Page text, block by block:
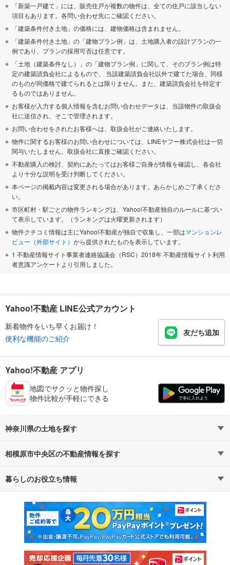
「新築一戸建て」には、販売住戸が複数の物件は、全ての住戸に該当しない
項目もあります。各問い合わせ先にご確認ください。
「建築条件付き土地」の価格には、建物価格は含まれません。
「建築条件付き土地」の「建物プラン例」は、土地購入者の設計プランの一
例であり、プランの採用可否は任意です。
「土地（建築条件なし）」の「建物プラン例」に関して、そのプラン例は特
定の建築請負会社によるもので、 当該建築請負会社以外で建てた場合、同様
のものが同価格で建てられるとは限りません。また、建築請負会社を特定す
るものではありません。
お客様が入力する個人情報を含むお問い合わせデータは、当該物件の取扱会
社に送信され、そこで管理されます。
お問い合わせをされたお客様へは、取扱会社がご連絡いたします。
物件に関するお客様のお問い合わせについては、LINEヤフー株式会社は一切
関与いたしません。取扱会社に直接ご確認ください。
不動産購入の検討、契約にあたってはお客様ご自身が情報を確認し、各会社
より十分な説明を受け判断してください。
本ページの掲載内容は変更される場合があります。あらかじめご了承くださ
い。
市区町村・駅ごとの物件ランキングは、Yahoo!不動産独自のルールに基づい
て表示しています。（ランキングは火曜更新されます）
物件クチコミ情報は主にYahoo!不動産が独自で収集し、一部はマンションレ
ビュー（外部サイト） から提供されたものを表示しています。
1 不動産情報サイト事業者連絡協議会（RSC）2018年 不動産情報サイト利用
者意識アンケートより引用しました。
Yahoo!不動産 LINE公式アカウント
新着物件をいち早くお届け！
便利な機能のご紹介
友だち追加
Yahoo!不動産 アプリ
地図でサクッと物件探し
物件比較が手軽にできる
神奈川県の土地を探す
路線・駅から探す
通勤・通学時間から探す
相模原市中央区の不動産情報を探す
不動産・住宅
新築マンション 中古マンション
新築一戸建て 中古一戸建て
注文住宅 土地
暮らしのお役立ち情報
マンションカタログ 教えて！住まいの先生